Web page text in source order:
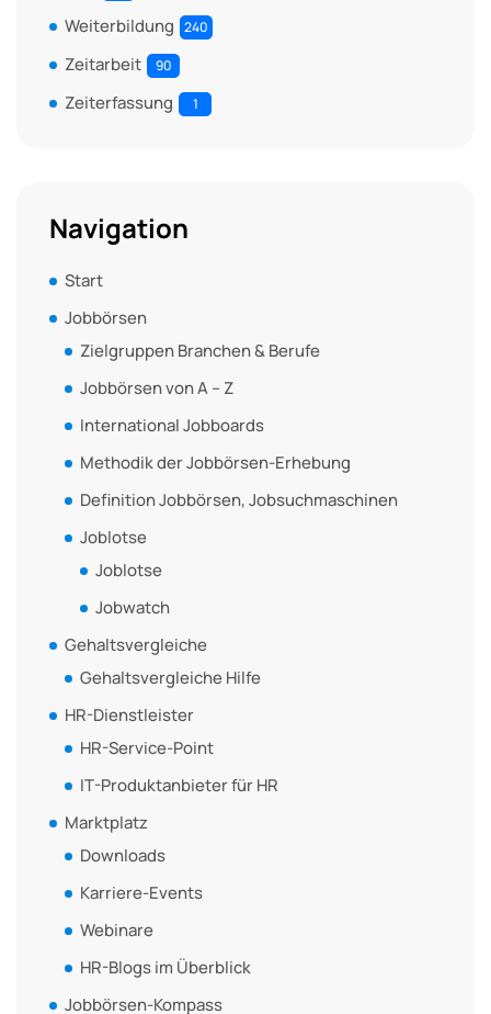
Weiterbildung 240
Zeitarbeit 90
Zeiterfassung 1
Navigation
Start
Jobbörsen
Zielgruppen Branchen & Berufe
Jobbörsen von A – Z
International Jobboards
Methodik der Jobbörsen-Erhebung
Definition Jobbörsen, Jobsuchmaschinen
Joblotse
Joblotse
Jobwatch
Gehaltsvergleiche
Gehaltsvergleiche Hilfe
HR-Dienstleister
HR-Service-Point
IT-Produktanbieter für HR
Marktplatz
Downloads
Karriere-Events
Webinare
HR-Blogs im Überblick
Jobbörsen-Kompass